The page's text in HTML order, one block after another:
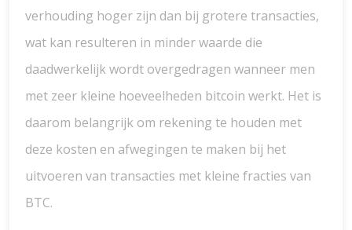
verhouding hoger zijn dan bij grotere transacties,
wat kan resulteren in minder waarde die
daadwerkelijk wordt overgedragen wanneer men
met zeer kleine hoeveelheden bitcoin werkt. Het is
daarom belangrijk om rekening te houden met
deze kosten en afwegingen te maken bij het
uitvoeren van transacties met kleine fracties van
BTC.